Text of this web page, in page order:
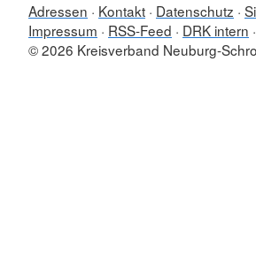
Adressen Kontakt Datenschutz
Impressum
RSS-Feed
DRK intern
© 2026 Kreisverband Neuburg-